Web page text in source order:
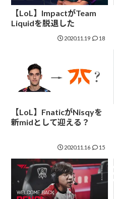
【LoL】ImpactがTeam
Liquidを脱退した
2020.11.19 18
【LoL】FnaticがNisqyを
新midとして迎える？
2020.11.16 15